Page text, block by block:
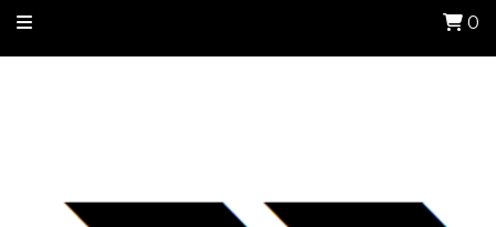
0